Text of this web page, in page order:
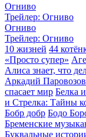
Огниво
Трейлер: Огниво
Огниво
Трейлер: Огниво
10 жизней 44
«Просто супер»
Алиса знает, что
Аркадий
спасает мир Белка
и Стрелка: Тайны
Бобр добр Бодо
Бременские
Буквальные